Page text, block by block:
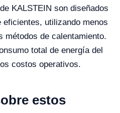
KALSTEIN son diseñados
eficientes, utilizando menos
métodos de calentamiento.
total de energía del
costos operativos.
estos